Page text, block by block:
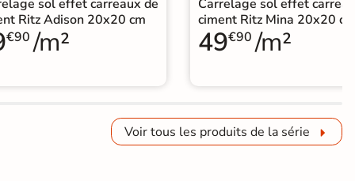
sol effet carreaux de
Ritz Adison 20x20 cm
€90 /m²
Carrelage sol effet
ciment Ritz Mina 20x20 cm
49€90 /m²
Voir tous les produits de la série